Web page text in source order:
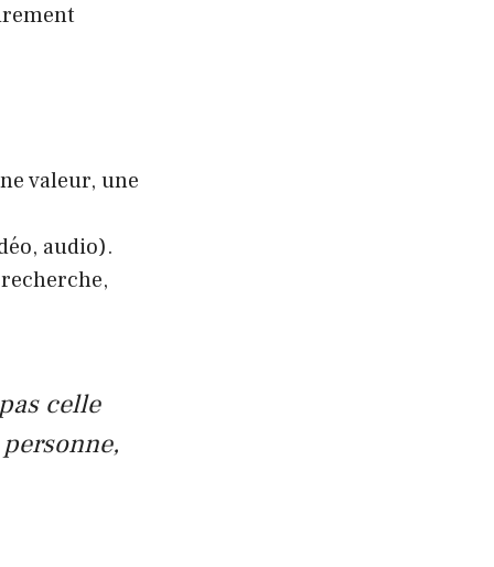
valeur, une
audio).
celle